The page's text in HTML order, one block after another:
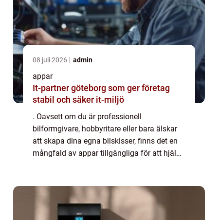
08 juli 2026 admin
appar
It-partner göteborg som ger företag
stabil och säker it-miljö
. Oavsett om du är professionell
bilformgivare, hobbyritare eller bara älskar
att skapa dina egna bilskisser, finns det en
mångfald av appar tillgängliga för att hjälpa